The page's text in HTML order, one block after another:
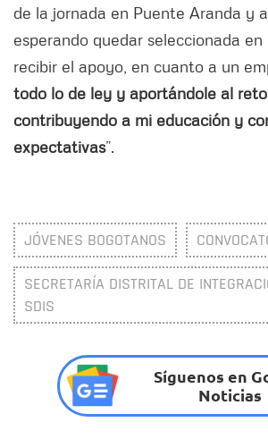
de la jornada en Puente Aranda y
esperando quedar seleccionada
recibir el apoyo, en cuanto a un
todo lo de ley y aportándole al
contribuyendo a mi educación y
expectativas”.
JÓVENES BOGOTANOS
SECRETARÍA DISTRITAL DE
SDIS
Síguenos en
Noticias